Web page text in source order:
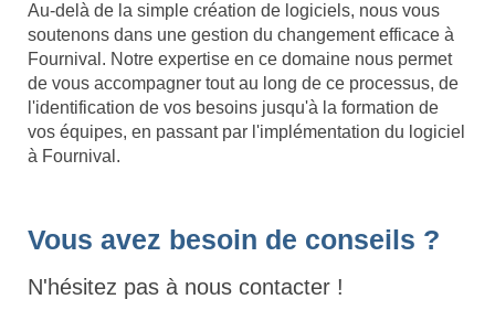
Au-delà de la simple création de logiciels, nous vous
soutenons dans une gestion du changement efficace à
Fournival. Notre expertise en ce domaine nous permet
de vous accompagner tout au long de ce processus, de
l'identification de vos besoins jusqu'à la formation de
vos équipes, en passant par l'implémentation du logiciel
à Fournival.
Vous avez besoin de conseils ?
N'hésitez pas à nous contacter !